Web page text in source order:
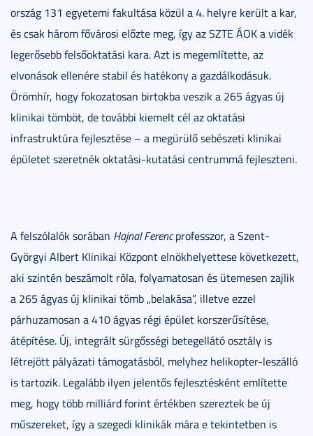
ország 131 egyetemi fakultása közül a 4. helyre került a kar,
és csak három fővárosi előzte meg, így az SZTE ÁOK a vidék
legerősebb felsőoktatási kara. Azt is megemlítette, az
elvonások ellenére stabil és hatékony a gazdálkodásuk.
Örömhír, hogy fokozatosan birtokba veszik a 265 ágyas új
klinikai tömböt, de további kiemelt cél az oktatási
infrastruktúra fejlesztése – a megürülő sebészeti klinikai
épületet szeretnék oktatási-kutatási centrummá fejleszteni.
A felszólalók sorában Hajnal Ferencprofesszor, a Szent-
Györgyi Albert Klinikai Központ elnökhelyettese következett,
aki szintén beszámolt róla, folyamatosan és ütemesen zajlik
a 265 ágyas új klinikai tömb „belakása”, illetve ezzel
párhuzamosan a 410 ágyas régi épület korszerűsítése,
átépítése. Új, integrált sürgősségi betegellátó osztály is
létrejött pályázati támogatásból, melyhez helikopter-leszálló
is tartozik. Legalább ilyen jelentős fejlesztésként említette
meg, hogy több milliárd forint értékben szereztek be új
műszereket, így a szegedi klinikák mára e tekintetben is